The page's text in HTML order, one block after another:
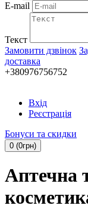
E-mail
Текст
Замовити дзвінок
доставка
+380976756752
Вхід
Реєстрація
Бонуси та скидки
0 (0грн)
Аптечна